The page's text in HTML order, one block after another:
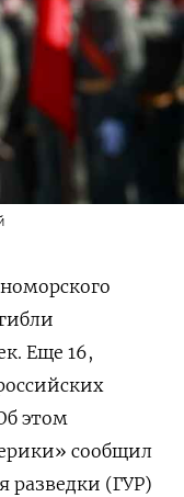
Еще 16,
этом
сообщил
разведки (ГУР)